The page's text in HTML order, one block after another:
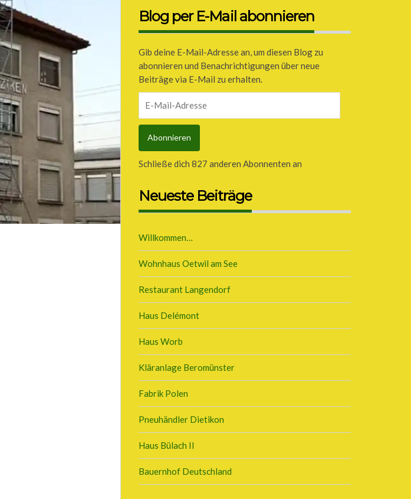
Blog per E-Mail abonnieren
Gib deine E-Mail-Adresse an, um diesen Blog zu
abonnieren und Benachrichtigungen über neue
Beiträge via E-Mail zu erhalten.
Mail-
Adresse
Abonnieren
Schließe dich 827 anderen Abonnenten an
Neueste Beiträge
Willkommen…
Wohnhaus Oetwil am See
Restaurant Langendorf
Haus Delémont
Haus Worb
Kläranlage Beromünster
Fabrik Polen
Pneuhändler Dietikon
Haus Bülach II
Bauernhof Deutschland